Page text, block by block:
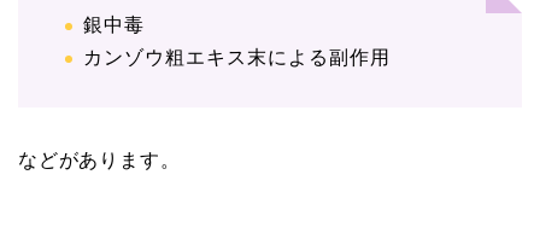
銀中毒
カンゾウ粗エキス末による副作用
などがあります。